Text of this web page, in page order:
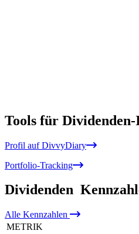
Tools für Dividenden-
Profil auf DivvyDiary
Portfolio-Tracking
Dividenden
Alle Kennzahlen
METRIK